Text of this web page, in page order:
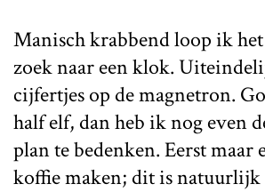
Manisch krabbend loop ik
zoek naar een klok.
cijfertjes op de magnetron.
half elf, dan heb ik nog even
plan te bedenken. Eerst maar
koffie maken; dit is natuurlijk